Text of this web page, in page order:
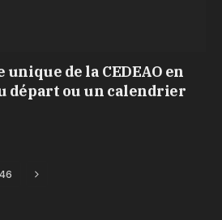
unique de la CEDEAO en
départ ou un calendrier
Next